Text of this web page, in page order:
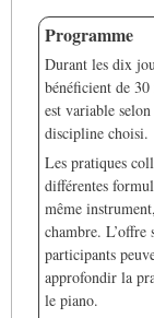
Programme
Durant les dix
bénéficient de
est variable
discipline choisi.
Les pratiques
différentes
même
chambre. L’offre
participants
approfondir la
le piano.